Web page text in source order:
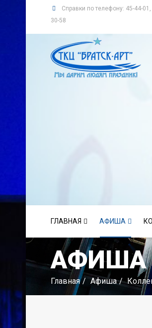
Справки по телефону: 45-44-01,
30-58
ГЛАВНАЯ АФИША
АФИША
Главная Афиша